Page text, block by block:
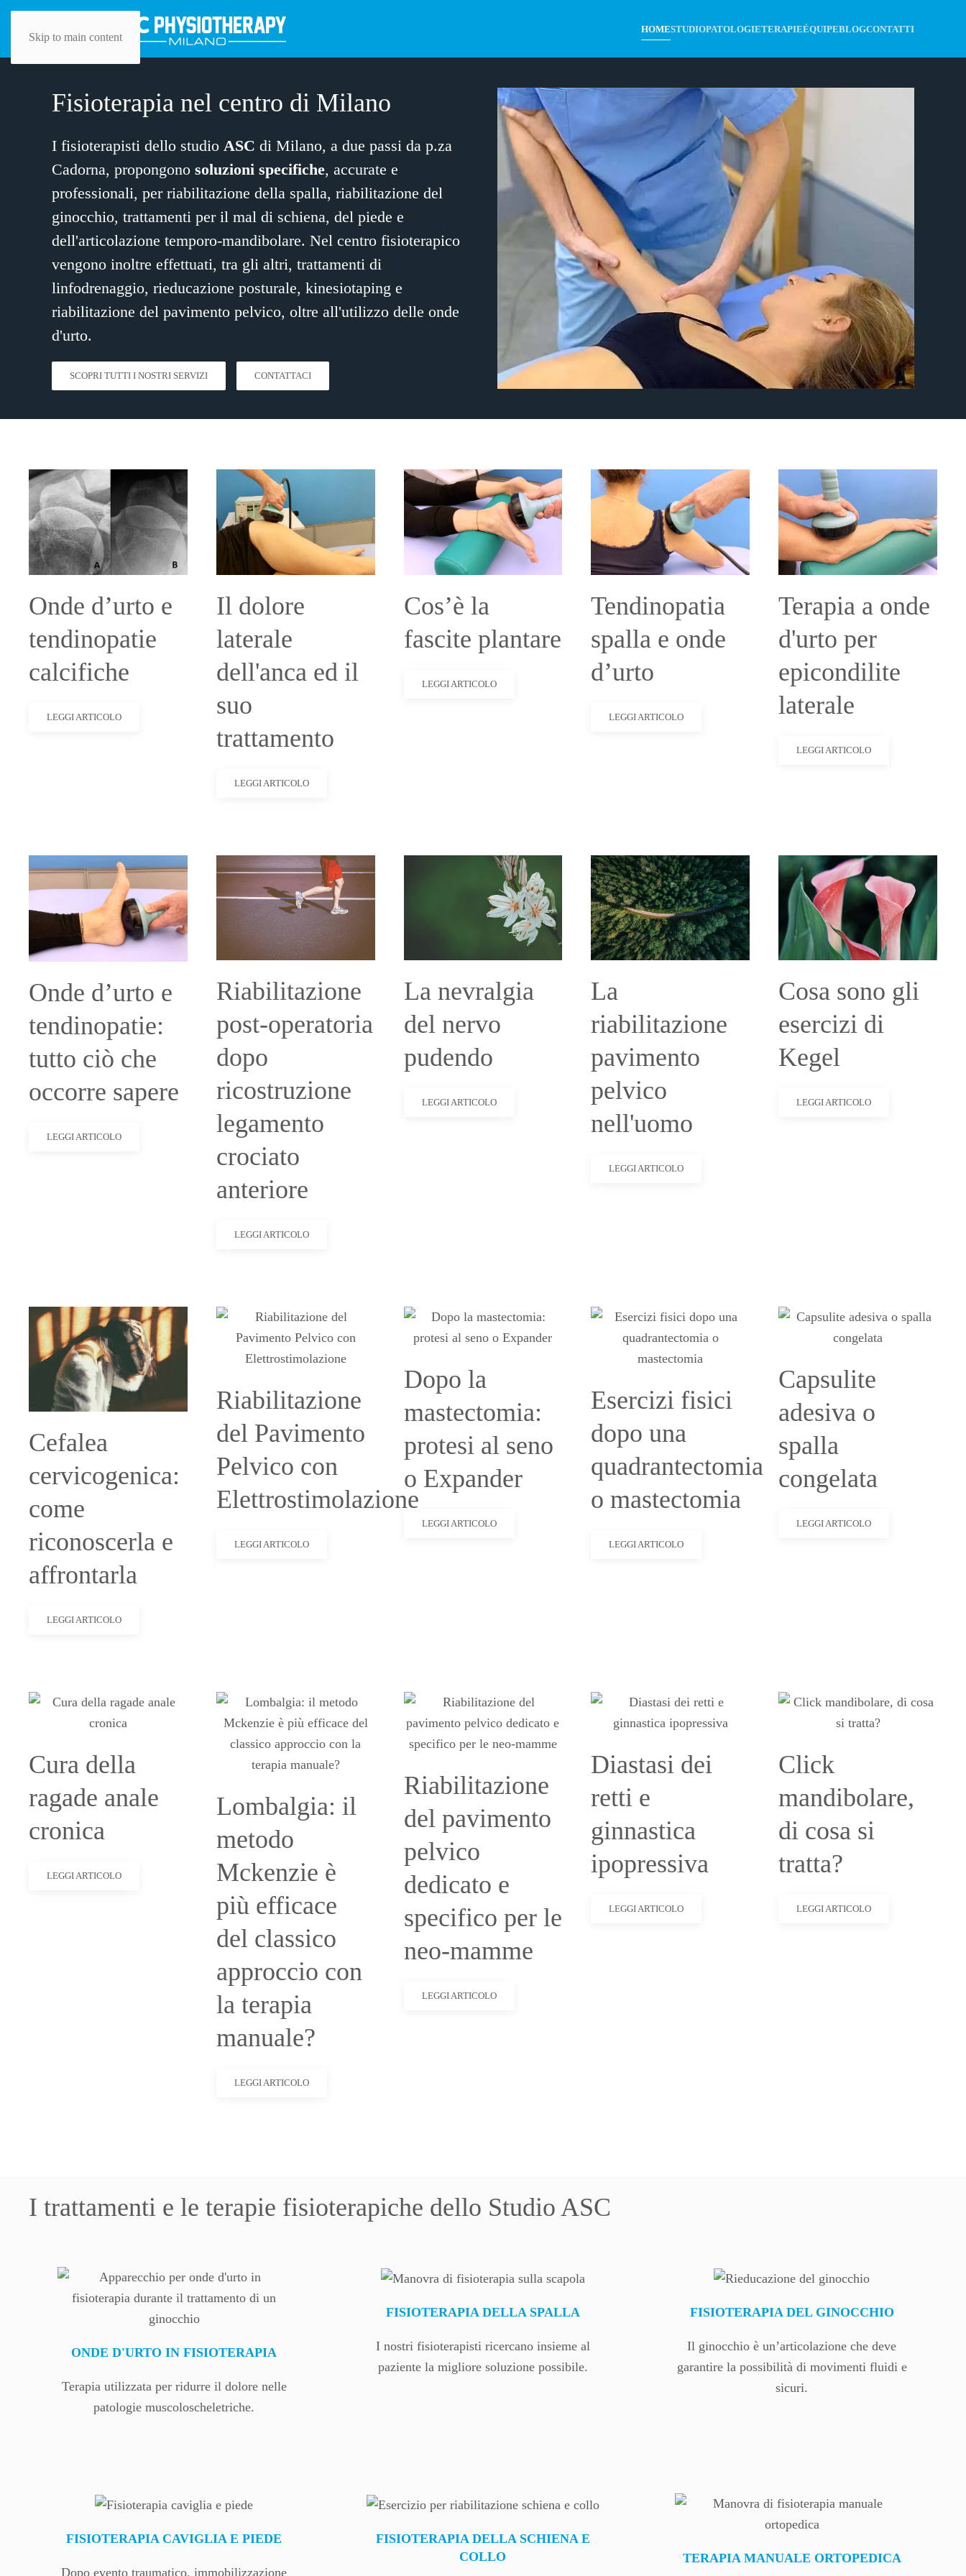
Skip to main content
HOMESTUDIOPATOLOGIETERAPIEÉQUIPEBLOGCONTATTI
Fisioterapia nel centro di Milano
I fisioterapisti dello studio ASC di Milano, a due passi da p.za
Cadorna, propongono soluzioni specifiche, accurate e
professionali, per riabilitazione della spalla, riabilitazione del
ginocchio, trattamenti per il mal di schiena, del piede e
dell'articolazione temporo-mandibolare. Nel centro fisioterapico
vengono inoltre effettuati, tra gli altri, trattamenti di
linfodrenaggio, rieducazione posturale, kinesiotaping e
riabilitazione del pavimento pelvico, oltre all'utilizzo delle onde
d'urto.
SCOPRI TUTTI I NOSTRI SERVIZI CONTATTACI
Onde d’urto e
tendinopatie
calcifiche
LEGGI ARTICOLO
Il dolore
laterale
dell'anca ed il
suo
trattamento
LEGGI ARTICOLO
Cos’è la
fascite plantare
LEGGI ARTICOLO
Tendinopatia
spalla e onde
d’urto
LEGGI ARTICOLO
Terapia a onde
d'urto per
epicondilite
laterale
LEGGI ARTICOLO
Onde d’urto e
tendinopatie:
tutto ciò che
occorre sapere
LEGGI ARTICOLO
Riabilitazione
post-operatoria
dopo
ricostruzione
legamento
crociato
anteriore
LEGGI ARTICOLO
La nevralgia
del nervo
pudendo
LEGGI ARTICOLO
La
riabilitazione
pavimento
pelvico
nell'uomo
LEGGI ARTICOLO
Cosa sono gli
esercizi di
Kegel
LEGGI ARTICOLO
Cefalea
cervicogenica:
come
riconoscerla e
affrontarla
LEGGI ARTICOLO
Riabilitazione
del Pavimento
Pelvico con
Elettrostimolazione
LEGGI ARTICOLO
Dopo la
mastectomia:
protesi al seno
o Expander
LEGGI ARTICOLO
Esercizi fisici
dopo una
quadrantectomia
o mastectomia
LEGGI ARTICOLO
Capsulite
adesiva o
spalla
congelata
LEGGI ARTICOLO
Cura della
ragade anale
cronica
LEGGI ARTICOLO
Lombalgia: il
metodo
Mckenzie è
più efficace
del classico
approccio con
la terapia
manuale?
LEGGI ARTICOLO
Riabilitazione
del pavimento
pelvico
dedicato e
specifico per le
neo-mamme
LEGGI ARTICOLO
Diastasi dei
retti e
ginnastica
ipopressiva
LEGGI ARTICOLO
Click
mandibolare,
di cosa si
tratta?
LEGGI ARTICOLO
I trattamenti e le terapie fisioterapiche dello Studio ASC
ONDE D'URTO IN FISIOTERAPIA
Terapia utilizzata per ridurre il dolore nelle
patologie muscoloscheletriche.
FISIOTERAPIA DELLA SPALLA
I nostri fisioterapisti ricercano insieme al
paziente la migliore soluzione possibile.
FISIOTERAPIA DEL GINOCCHIO
Il ginocchio è un’articolazione che deve
garantire la possibilità di movimenti fluidi e
sicuri.
FISIOTERAPIA CAVIGLIA E PIEDE
Dopo evento traumatico, immobilizzazione
FISIOTERAPIA DELLA SCHIENA E
COLLO
TERAPIA MANUALE ORTOPEDICA